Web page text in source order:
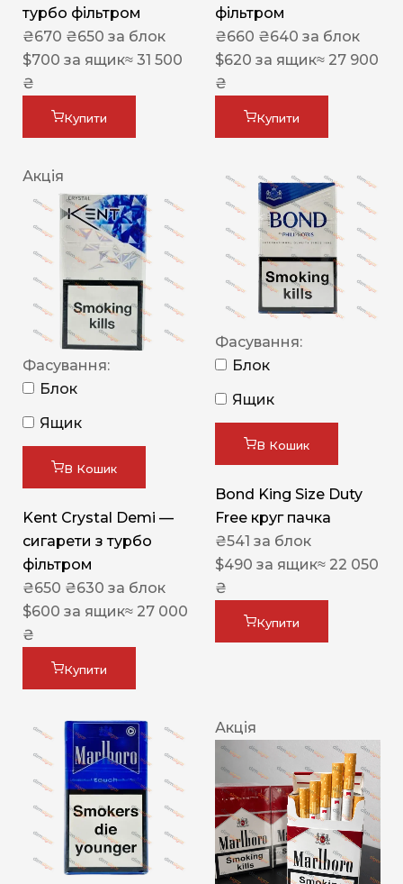
турбо фільтром
₴670 ₴650 за блок
$700 за ящик≈ 31 500
₴
Купити
фільтром
₴660 ₴640 за блок
$620 за ящик≈ 27 900
₴
Купити
Акція
Фасування:
Блок
Ящик
В Кошик
Kent Crystal Demi —
сигарети з турбо
фільтром
₴650 ₴630 за блок
$600 за ящик≈ 27 000
₴
Купити
Фасування:
Блок
Ящик
В Кошик
Bond King Size Duty
Free круг пачка
₴541 за блок
$490 за ящик≈ 22 050
₴
Купити
Акція